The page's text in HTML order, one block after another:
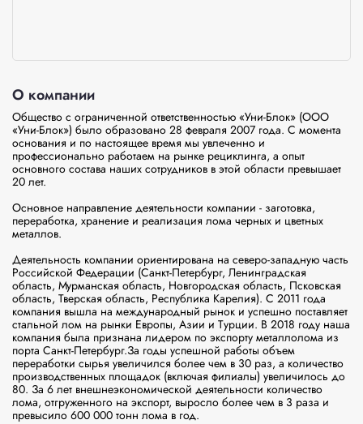
О компании
Общество с ограниченной ответственностью «Уни-Блок» (ООО
«Уни-Блок») было образовано 28 февраля 2007 года. С момента
основания и по настоящее время мы увлеченно и
профессионально работаем на рынке рециклинга, а опыт
основного состава наших сотрудников в этой области превышает
20 лет.
Основное направление деятельности компании - заготовка,
переработка, хранение и реализация лома черных и цветных
металлов.
Деятельность компании ориентирована на северо-западную часть
Российской Федерации (Санкт-Петербург, Ленинградская
область, Мурманская область, Новгородская область, Псковская
область, Тверская область, Республика Карелия). С 2011 года
компания вышла на международный рынок и успешно поставляет
стальной лом на рынки Европы, Азии и Турции. В 2018 году наша
компания была признана лидером по экспорту металлолома из
порта Санкт-Петербург.За годы успешной работы объем
переработки сырья увеличился более чем в 30 раз, а количество
производственных площадок (включая филиалы) увеличилось до
80. За 6 лет внешнеэкономической деятельности количество
лома, отгруженного на экспорт, выросло более чем в 3 раза и
превысило 600 000 тонн лома в год.